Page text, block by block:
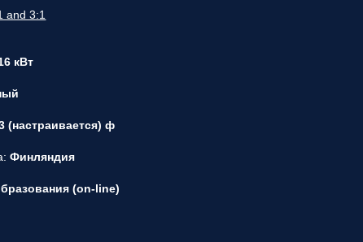
кВт
(настраивается) ф
Финляндия
(on-line)